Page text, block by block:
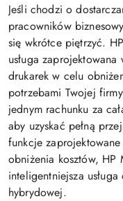
Jeśli chodzi o
pracowników
się wkrótce piętrzyć.
usługa
drukarek w celu
potrzebami Twojej
jednym rachunku za
aby uzyskać pełną
funkcje
obniżenia kosztów, HP
inteligentniejsza
hybrydowej.